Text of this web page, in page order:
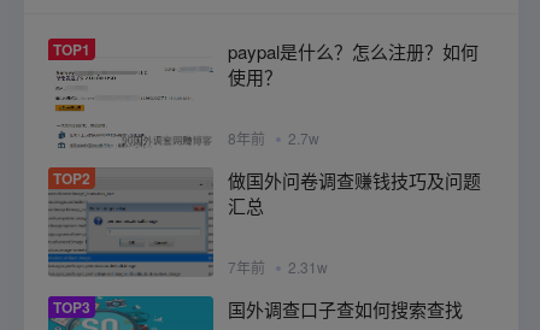
TOP1
paypal是什么？怎么注册？如何
使用？
8年前 2.7w
TOP2
做国外问卷调查赚钱技巧及问题
汇总
7年前 2.31w
TOP3 国外调查口子查如何搜索查找